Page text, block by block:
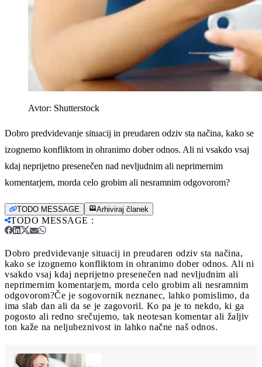
Avtor: Shutterstock
Dobro predvidevanje situacij in preudaren odziv sta načina, kako se
izognemo konfliktom in ohranimo dober odnos. Ali ni vsakdo vsaj
kdaj neprijetno presenečen nad nevljudnim ali neprimernim
komentarjem, morda celo grobim ali nesramnim odgovorom?
TODO MESSAGE Arhiviraj članek
TODO MESSAGE :
Dobro predvidevanje situacij in preudaren odziv sta načina,
kako se izognemo konfliktom in ohranimo dober odnos. Ali ni
vsakdo vsaj kdaj neprijetno presenečen nad nevljudnim ali
neprimernim komentarjem, morda celo grobim ali nesramnim
odgovorom?Če je sogovornik neznanec, lahko pomislimo, da
ima slab dan ali da se je zagovoril. Ko pa je to nekdo, ki ga
pogosto ali redno srečujemo, tak neotesan komentar ali žaljiv
ton kaže na neljubeznivost in lahko načne naš odnos.